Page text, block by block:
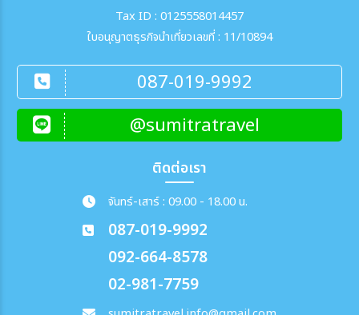
Tax ID : 0125558014457
ใบอนุญาตธุรกิจนำเที่ยวเลขที่ : 11/10894
087-019-9992
@sumitratravel
ติดต่อเรา
จันทร์-เสาร์ : 09.00 - 18.00 น.
087-019-9992
092-664-8578
02-981-7759